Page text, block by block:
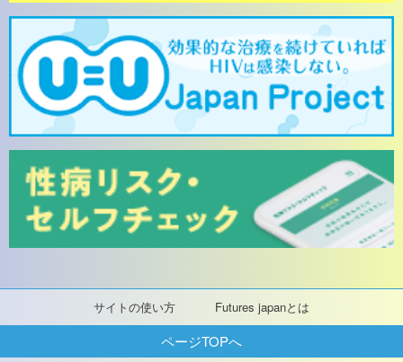
サイトの使い方 Futures japanとは
ページTOPへ